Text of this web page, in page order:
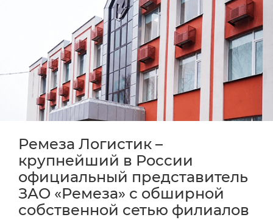
Ремеза Логистик –
крупнейший в России
официальный представитель
ЗАО «Ремеза» с обширной
собственной сетью филиалов